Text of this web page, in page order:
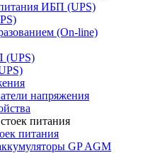
ИБП (UPS)
(On-line)
(UPS)
напряжения
питания
GP AGM